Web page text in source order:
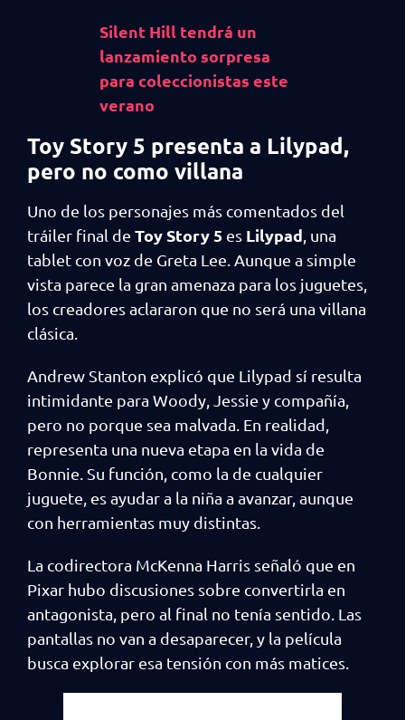
Silent Hill tendrá un
lanzamiento sorpresa
para coleccionistas este
verano
Toy Story 5 presenta a Lilypad,
pero no como villana
Uno de los personajes más comentados del
tráiler final de Toy Story 5 es Lilypad , una
tablet con voz de Greta Lee. Aunque a simple
vista parece la gran amenaza para los juguetes,
los creadores aclararon que no será una villana
clásica.
Andrew Stanton explicó que Lilypad sí resulta
intimidante para Woody, Jessie y compañía,
pero no porque sea malvada. En realidad,
representa una nueva etapa en la vida de
Bonnie. Su función, como la de cualquier
juguete, es ayudar a la niña a avanzar, aunque
con herramientas muy distintas.
La codirectora McKenna Harris señaló que en
Pixar hubo discusiones sobre convertirla en
antagonista, pero al final no tenía sentido. Las
pantallas no van a desaparecer, y la película
busca explorar esa tensión con más matices.